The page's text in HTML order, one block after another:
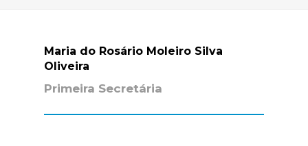
Maria do Rosário Moleiro Silva
Oliveira
Primeira Secretária